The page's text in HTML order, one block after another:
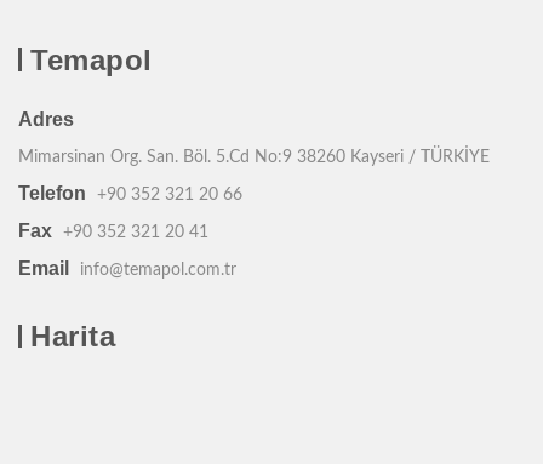
Temapol
Adres
Mimarsinan Org. San. Böl. 5.Cd No:9 38260 Kayseri / TÜRKİYE
Telefon +90 352 321 20 66
Fax +90 352 321 20 41
Email info@temapol.com.tr
Harita